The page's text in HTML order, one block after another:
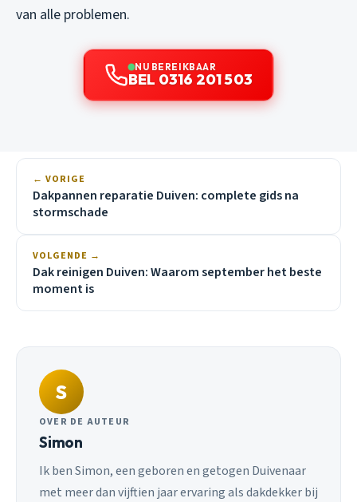
van alle problemen.
NU BEREIKBAAR
BEL 0316 201 503
← VORIGE
Dakpannen reparatie Duiven: complete gids na
stormschade
VOLGENDE →
Dak reinigen Duiven: Waarom september het beste
moment is
S
OVER DE AUTEUR
Simon
Ik ben Simon, een geboren en getogen Duivenaar
met meer dan vijftien jaar ervaring als dakdekker bij